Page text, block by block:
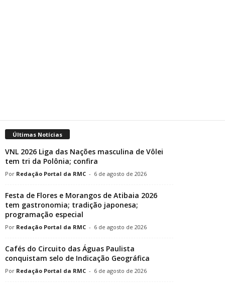
Últimas Notícias
VNL 2026 Liga das Nações masculina de Vôlei
tem tri da Polônia; confira
Redação Portal da RMC - 6 de agosto de 2026
Festa de Flores e Morangos de Atibaia 2026
tem gastronomia; tradição japonesa;
programação especial
Redação Portal da RMC - 6 de agosto de 2026
Cafés do Circuito das Águas Paulista
conquistam selo de Indicação Geográfica
Redação Portal da RMC - 6 de agosto de 2026